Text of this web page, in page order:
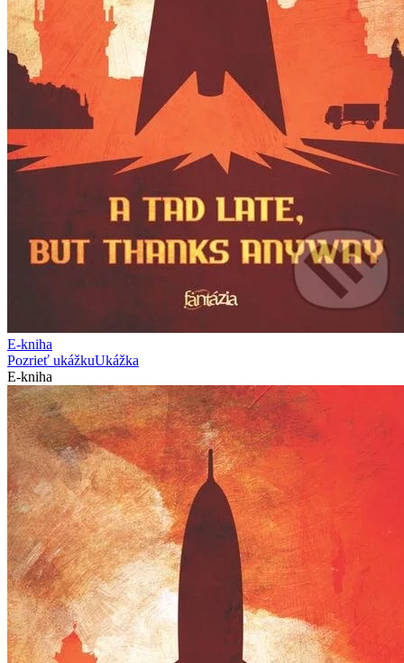
E-kniha
Pozrieť ukážkuUkážka
E-kniha